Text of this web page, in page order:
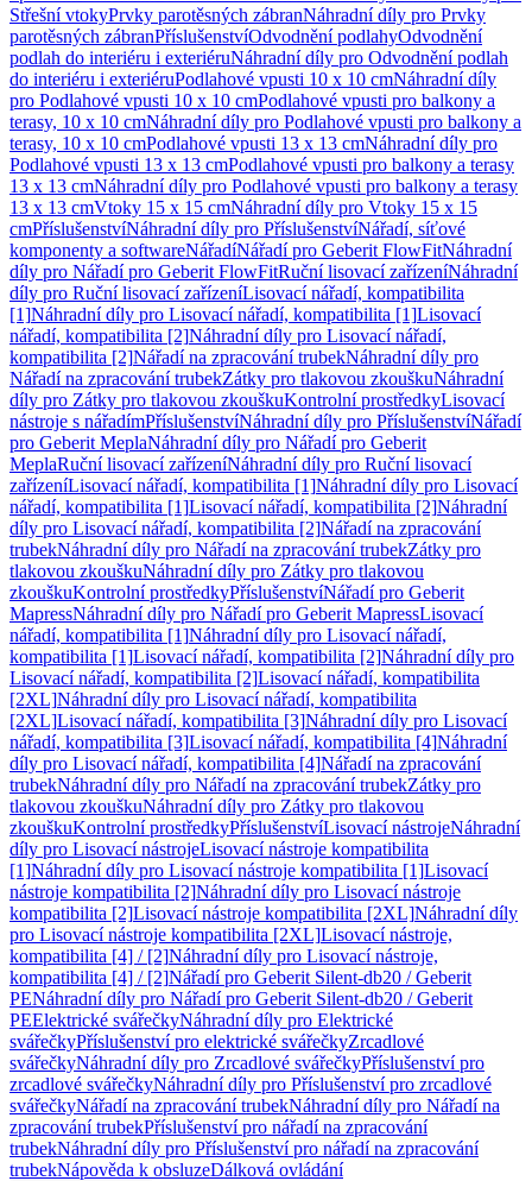
Střešní vtokyPrvky parotěsných zábranNáhradní díly pro Prvky
parotěsných zábranPříslušenstvíOdvodnění podlahyOdvodnění
podlah do interiéru i exteriéruNáhradní díly pro Odvodnění podlah
do interiéru i exteriéruPodlahové vpusti 10 x 10 cmNáhradní díly
pro Podlahové vpusti 10 x 10 cmPodlahové vpusti pro balkony a
terasy, 10 x 10 cmNáhradní díly pro Podlahové vpusti pro balkony a
terasy, 10 x 10 cmPodlahové vpusti 13 x 13 cmNáhradní díly pro
Podlahové vpusti 13 x 13 cmPodlahové vpusti pro balkony a terasy
13 x 13 cmNáhradní díly pro Podlahové vpusti pro balkony a terasy
13 x 13 cmVtoky 15 x 15 cmNáhradní díly pro Vtoky 15 x 15
cmPříslušenstvíNáhradní díly pro PříslušenstvíNářadí, síťové
komponenty a softwareNářadíNářadí pro Geberit FlowFitNáhradní
díly pro Nářadí pro Geberit FlowFitRuční lisovací zařízeníNáhradní
díly pro Ruční lisovací zařízeníLisovací nářadí, kompatibilita
[1]Náhradní díly pro Lisovací nářadí, kompatibilita [1]Lisovací
nářadí, kompatibilita [2]Náhradní díly pro Lisovací nářadí,
kompatibilita [2]Nářadí na zpracování trubekNáhradní díly pro
Nářadí na zpracování trubekZátky pro tlakovou zkouškuNáhradní
díly pro Zátky pro tlakovou zkouškuKontrolní prostředkyLisovací
nástroje s nářadímPříslušenstvíNáhradní díly pro PříslušenstvíNářadí
pro Geberit MeplaNáhradní díly pro Nářadí pro Geberit
MeplaRuční lisovací zařízeníNáhradní díly pro Ruční lisovací
zařízeníLisovací nářadí, kompatibilita [1]Náhradní díly pro Lisovací
nářadí, kompatibilita [1]Lisovací nářadí, kompatibilita [2]Náhradní
díly pro Lisovací nářadí, kompatibilita [2]Nářadí na zpracování
trubekNáhradní díly pro Nářadí na zpracování trubekZátky pro
tlakovou zkouškuNáhradní díly pro Zátky pro tlakovou
zkouškuKontrolní prostředkyPříslušenstvíNářadí pro Geberit
MapressNáhradní díly pro Nářadí pro Geberit MapressLisovací
nářadí, kompatibilita [1]Náhradní díly pro Lisovací nářadí,
kompatibilita [1]Lisovací nářadí, kompatibilita [2]Náhradní díly pro
Lisovací nářadí, kompatibilita [2]Lisovací nářadí, kompatibilita
[2XL]Náhradní díly pro Lisovací nářadí, kompatibilita
[2XL]Lisovací nářadí, kompatibilita [3]Náhradní díly pro Lisovací
nářadí, kompatibilita [3]Lisovací nářadí, kompatibilita [4]Náhradní
díly pro Lisovací nářadí, kompatibilita [4]Nářadí na zpracování
trubekNáhradní díly pro Nářadí na zpracování trubekZátky pro
tlakovou zkouškuNáhradní díly pro Zátky pro tlakovou
zkouškuKontrolní prostředkyPříslušenstvíLisovací nástrojeNáhradní
díly pro Lisovací nástrojeLisovací nástroje kompatibilita
[1]Náhradní díly pro Lisovací nástroje kompatibilita [1]Lisovací
nástroje kompatibilita [2]Náhradní díly pro Lisovací nástroje
kompatibilita [2]Lisovací nástroje kompatibilita [2XL]Náhradní díly
pro Lisovací nástroje kompatibilita [2XL]Lisovací nástroje,
kompatibilita [4] / [2]Náhradní díly pro Lisovací nástroje,
kompatibilita [4] / [2]Nářadí pro Geberit Silent-db20 / Geberit
PENáhradní díly pro Nářadí pro Geberit Silent-db20 / Geberit
PEElektrické svářečkyNáhradní díly pro Elektrické
svářečkyPříslušenství pro elektrické svářečkyZrcadlové
svářečkyNáhradní díly pro Zrcadlové svářečkyPříslušenství pro
zrcadlové svářečkyNáhradní díly pro Příslušenství pro zrcadlové
svářečkyNářadí na zpracování trubekNáhradní díly pro Nářadí na
zpracování trubekPříslušenství pro nářadí na zpracování
trubekNáhradní díly pro Příslušenství pro nářadí na zpracování
trubekNápověda k obsluzeDálková ovládání